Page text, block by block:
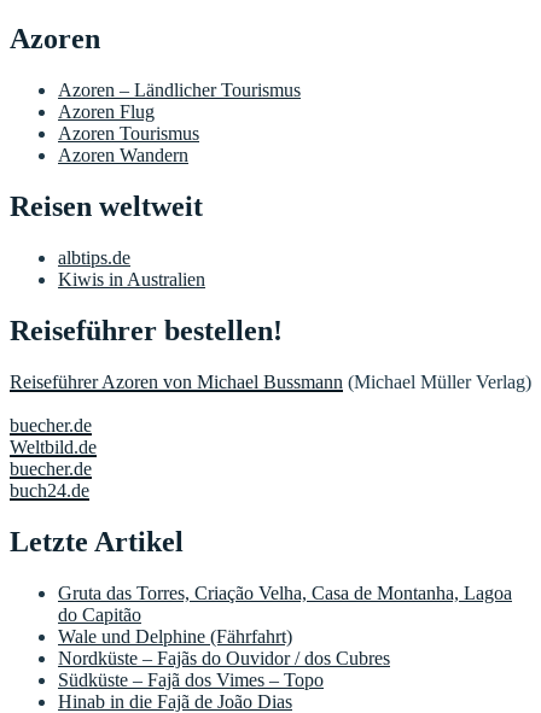
Azoren
Azoren – Ländlicher Tourismus
Azoren Flug
Azoren Tourismus
Azoren Wandern
Reisen weltweit
albtips.de
Kiwis in Australien
Reiseführer bestellen!
Reiseführer Azoren von Michael Bussmann (Michael Müller Verlag)
buecher.de
Weltbild.de
buecher.de
buch24.de
Letzte Artikel
Gruta das Torres, Criação Velha, Casa de Montanha, Lagoa
do Capitão
Wale und Delphine (Fährfahrt)
Nordküste – Fajãs do Ouvidor / dos Cubres
Südküste – Fajã dos Vimes – Topo
Hinab in die Fajã de João Dias